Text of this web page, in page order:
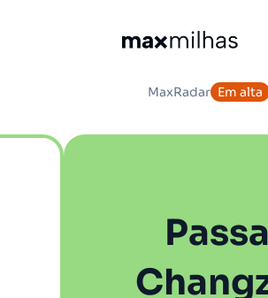
MaxRadar Em alta